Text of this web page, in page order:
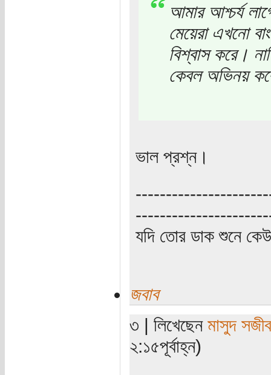
আমার আশ্চর্য
মেয়েরা এখনো
বিশ্বাস করে।
কেবল অভিনয়
ভাল প্রশ্ন।
যদি তোর ডাক শুনে
জবাব
৩ | লিখেছেন মাসুদ সজীব
২:১৫পূর্বাহ্ন)